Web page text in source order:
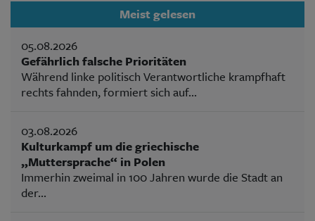
Meist gelesen
05.08.2026
Gefährlich falsche Prioritäten
Während linke politisch Verantwortliche krampfhaft
rechts fahnden, formiert sich auf...
03.08.2026
Kulturkampf um die griechische
„Muttersprache“ in Polen
Immerhin zweimal in 100 Jahren wurde die Stadt an
der...